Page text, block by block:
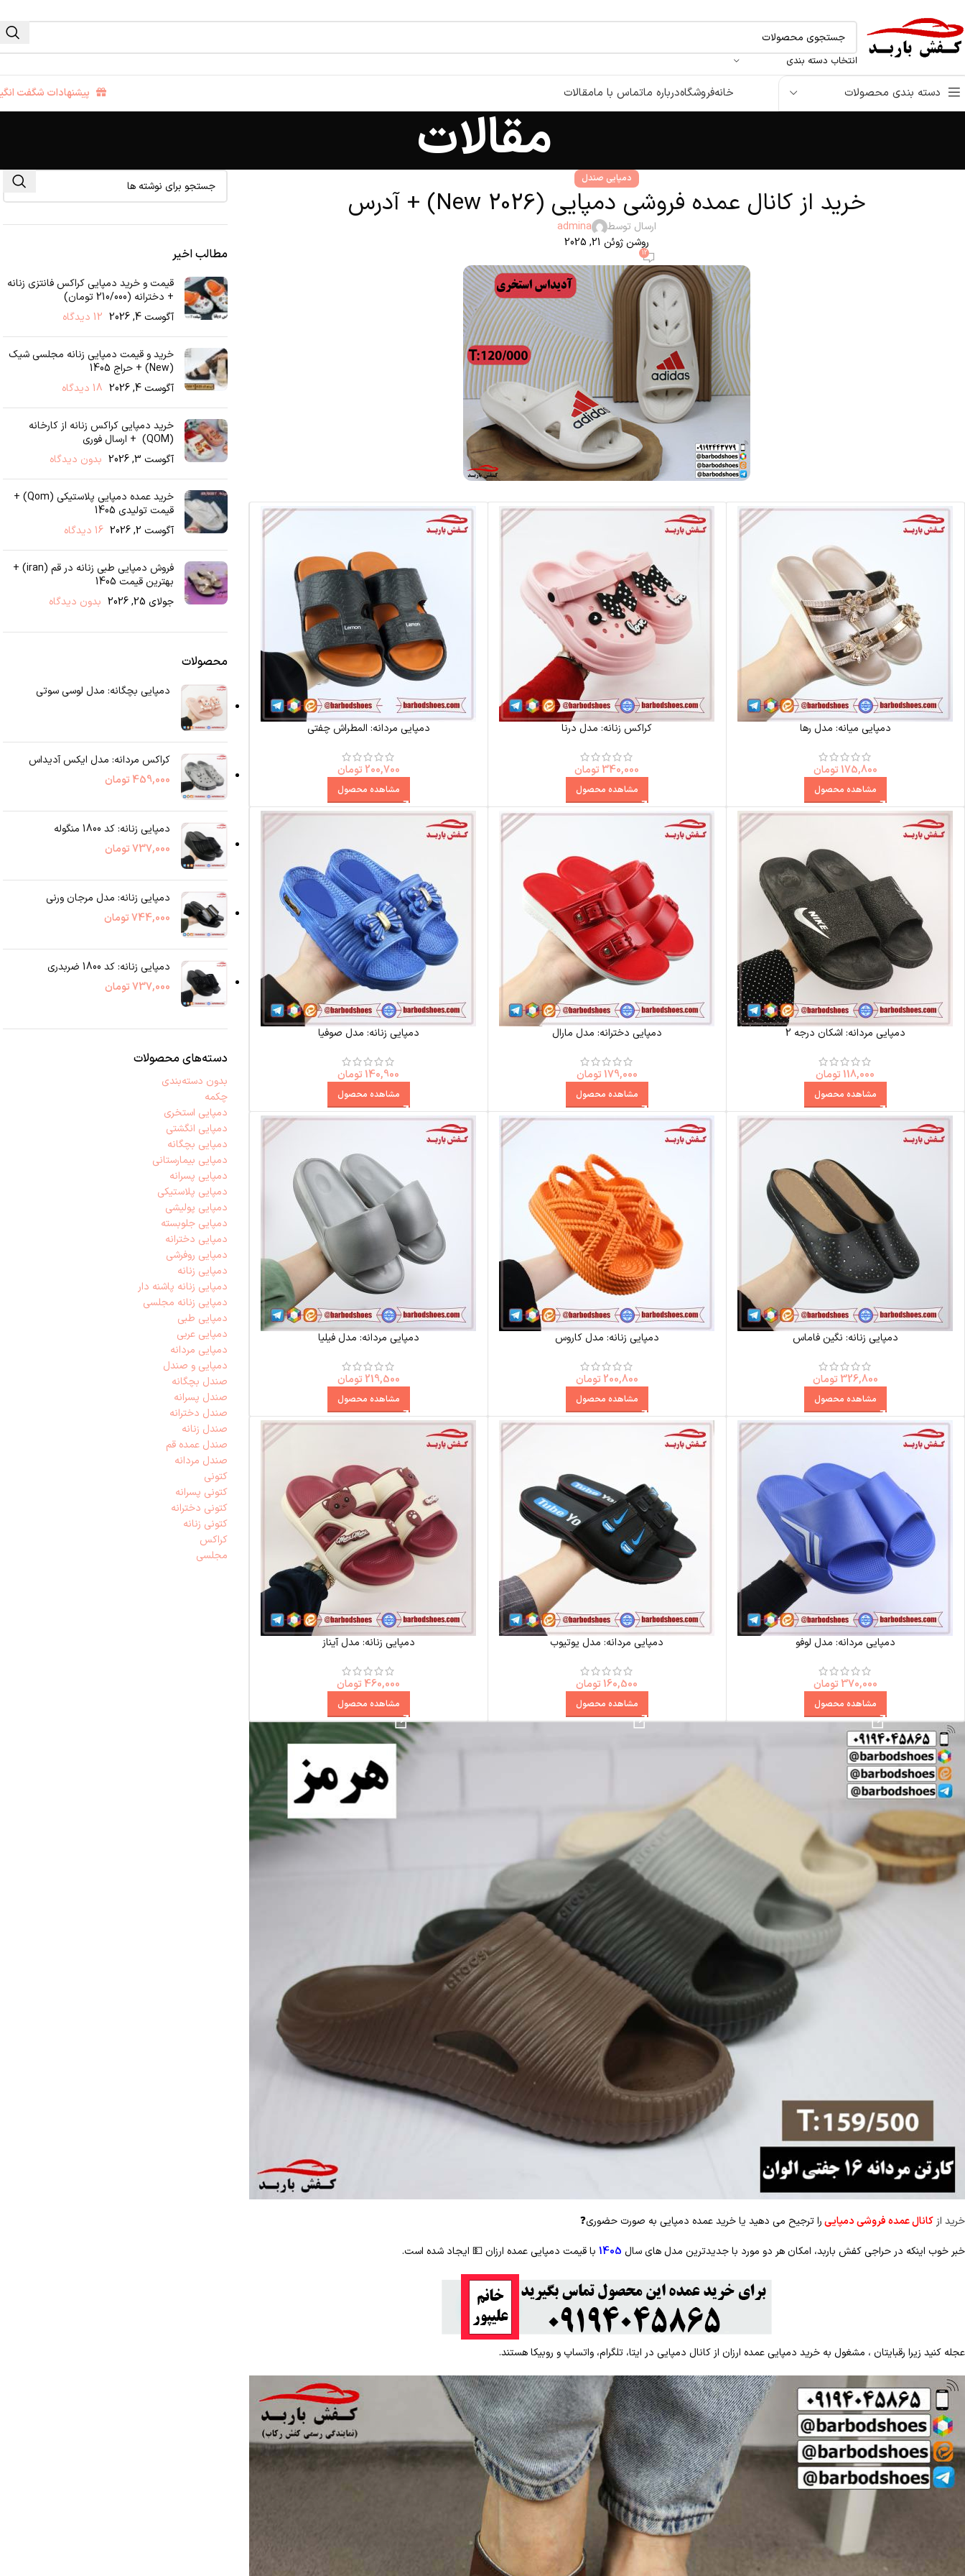
انتخاب دسته بندی
دسته بندی محصولات خانهفروشگاهدرباره ماتماس با مامقالات پیشنهادات شگفت
مقالات
دمپایی صندل
خرید از کانال عمده فروشی دمپایی (New 2026) + آدرس
ارسال توسط
admina
روشن ژوئن 21, 2025
12
دمپایی میانه: مدل رها
175,800 تومان
مشاهده محصول
کراکس زنانه: مدل درنا
340,000 تومان
مشاهده محصول
دمپایی مردانه: المطراش چفتی
200,700 تومان
مشاهده محصول
دمپایی مردانه: اشکان درجه 2
118,000 تومان
مشاهده محصول
دمپایی دخترانه: مدل مارال
179,000 تومان
مشاهده محصول
دمپایی زنانه: مدل صوفیا
140,900 تومان
مشاهده محصول
دمپایی زنانه: نگین فاماس
326,800 تومان
مشاهده محصول
دمپایی زنانه: مدل کاروس
200,800 تومان
مشاهده محصول
دمپایی مردانه: مدل فیلیا
219,500 تومان
مشاهده محصول
دمپایی مردانه: مدل لوفو
370,000 تومان
مشاهده محصول
دمپایی مردانه: مدل یوتیوب
160,500 تومان
مشاهده محصول
دمپایی زنانه: مدل آیناز
460,000 تومان
مشاهده محصول
خرید ازکانال عمده فروشی دمپاییرا ترجیح می دهید یا خرید عمده دمپایی به صورت حضوری❓
خبر خوب اینکه در حراجی کفش باربد، امکان هر دو مورد با جدیدترین مدل های سال 1405 با قیمت دمپایی عمده ارزان💵 ایجاد شده است.
عجله کنید زیرا رقبایتان ، مشغول به خرید دمپایی عمده ارزان از کانال دمپایی در ایتا، تلگرام، واتساپ و روبیکا هستند.
مطالب اخیر
قیمت و خرید دمپایی کراکس فانتزی زنانه
+ دخترانه (210/000 تومان)
آگوست 4, 2026
12 دیدگاه
خرید و قیمت دمپایی زنانه مجلسی شیک
(New) + حراج 1405
آگوست 4, 2026
18 دیدگاه
خرید دمپایی کراکس زنانه از کارخانه
(QOM) + ارسال فوری
آگوست 3, 2026
بدون دیدگاه
خرید عمده دمپایی پلاستیکی (Qom) +
قیمت تولیدی 1405
آگوست 2, 2026
16 دیدگاه
فروش دمپایی طبی زنانه در قم (iran) +
بهترین قیمت 1405
جولای 25, 2026
بدون دیدگاه
محصولات
دمپایی بچگانه: مدل لوسی سوتی
کراکس مردانه: مدل ایکس آدیداس
459,000 تومان
دمپایی زنانه: کد 1800 منگوله
737,000تومان
دمپایی زنانه: مدل مرجان ورنی
744,000تومان
دمپایی زنانه: کد 1800 ضربدری
737,000تومان
دسته‌های محصولات
بدون دسته‌بندی
چکمه
دمپایی استخری
دمپایی انگشتی
دمپایی بچگانه
دمپایی بیمارستانی
دمپایی پسرانه
دمپایی پلاستیکی
دمپایی پولیشی
دمپایی جلوبسته
دمپایی دخترانه
دمپایی روفرشی
دمپایی زنانه
دمپایی زنانه پاشنه دار
دمپایی زنانه مجلسی
دمپایی طبی
دمپایی عربی
دمپایی مردانه
دمپایی و صندل
صندل بچگانه
صندل پسرانه
صندل دخترانه
صندل زنانه
صندل عمده قم
صندل مردانه
کتونی
کتونی پسرانه
کتونی دخترانه
کتونی زنانه
کراکس
مجلسی